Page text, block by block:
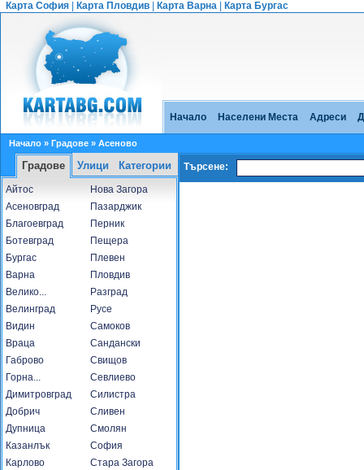
Карта София Карта Пловдив Карта Варна Карта Бургас
Начало Населени Места Адреси
Начало » Градове » Асеново
Градове Улици Категории
Айтос
Асеновград
Благоевград
Ботевград
Бургас
Варна
Велико...
Велинград
Видин
Враца
Габрово
Горна...
Димитровград
Добрич
Дупница
Казанлък
Карлово
Нова Загора
Пазарджик
Перник
Пещера
Плевен
Пловдив
Разград
Русе
Самоков
Сандански
Свищов
Севлиево
Силистра
Сливен
Смолян
София
Стара Загора
Търсене: